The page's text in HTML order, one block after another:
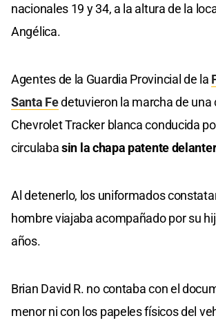
nacionales 19 y 34, a la altura de la
Angélica.
Agentes de la Guardia Provincial de la
Santa Fedetuvieron la marcha de una
Chevrolet Tracker blanca conducida
circulabasin la chapa patente
Al detenerlo, los uniformados
hombre viajaba acompañado por su
años.
Brian David R. no contaba con el
menor ni con los papeles físicos del